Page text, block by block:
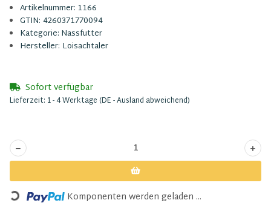
Artikelnummer: 1166
GTIN: 4260371770094
Kategorie: Nassfutter
Hersteller: Loisachtaler
Sofort verfügbar
Lieferzeit: 1 - 4 Werktage(DE - Ausland abweichend)
Loading... Komponenten werden geladen ...